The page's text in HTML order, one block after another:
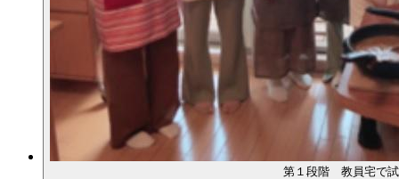
第１段階 教員宅で